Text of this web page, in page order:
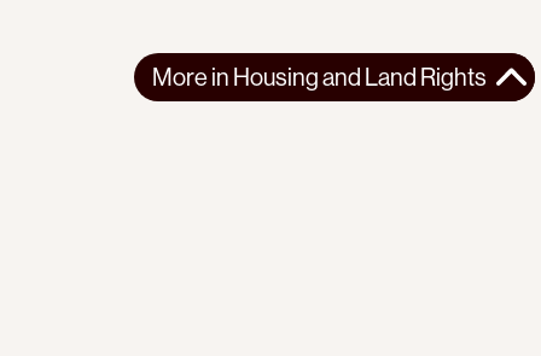
More in Housing and Land Rights